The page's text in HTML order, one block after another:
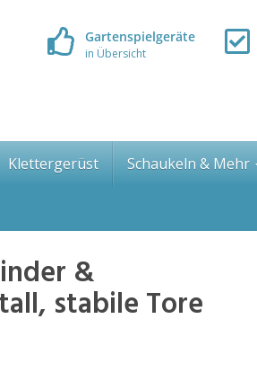
Gartenspielgeräte
in Übersicht
Klettergerüst Schaukeln & Mehr
&
stabile Tore